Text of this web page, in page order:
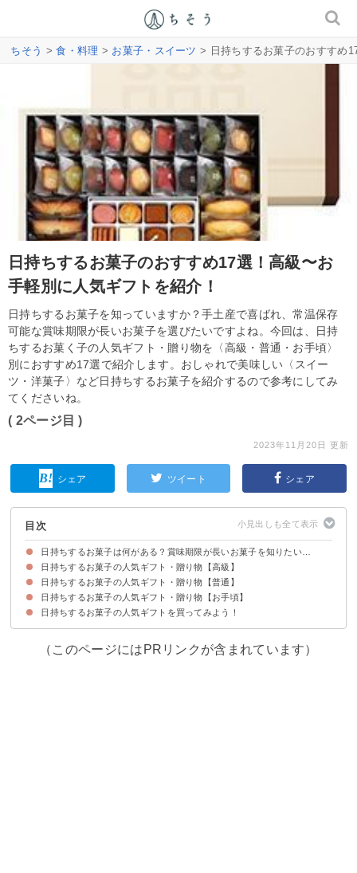
ちそう >食・料理 > お菓子・スイーツ > 日持ちするお菓子のおすすめ
日持ちするお菓子のおすすめ17選！高級〜お
手軽別に人気ギフトを紹介！
日持ちするお菓子を知っていますか？手土産で喜ばれ、常温保存
可能な賞味期限が長いお菓子を選びたいですよね。今回は、日持
ちするお菓く子の人気ギフト・贈り物を〈高級・普通・お手頃〉
別におすすめ17選で紹介します。おしゃれで美味しい〈スイー
ツ・洋菓子〉など日持ちするお菓子を紹介するので参考にしてみ
てくださいね。
( 2ページ目 )
2023年11月20日 更新
シェア ツイート シェア
目次
日持ちするお菓子は何がある？賞味期限が長いお菓子を知りたい…
日持ちするお菓子の人気ギフト・贈り物【高級】
①千疋屋総本店「フルーツゼリー」
②VESTRI「クリームチョコレート」
③東京自由が丘モンブラン「クッキーギフト」
④LADUREE「アイスクリーム」
⑤GODIVA「チョコレート」
⑥ルワンジュ東京「パリトロ」
日持ちするお菓子の人気ギフト・贈り物【普通】
①治一郎「バームクーヘン」
②ガトーフェスタハラダ「ラスク」
③ヨックモック「シガール」
④神戸「チーズケーキセット」
⑤とらや「羊羹」
⑥アンリ・シャルパンティエ「プチフィナンシェ」
日持ちするお菓子の人気ギフト・贈り物【お手頃】
①亀田製菓「ハッピーターン」
②ブルボン「ハイセレクション」
③南風堂「ちんすこう」
④江崎グリコ「ポッキー」
⑤チュッパチャップス「フラワーブーケ」
日持ちするお菓子の人気ギフトを買ってみよう！
（このページにはPRリンクが含まれています）